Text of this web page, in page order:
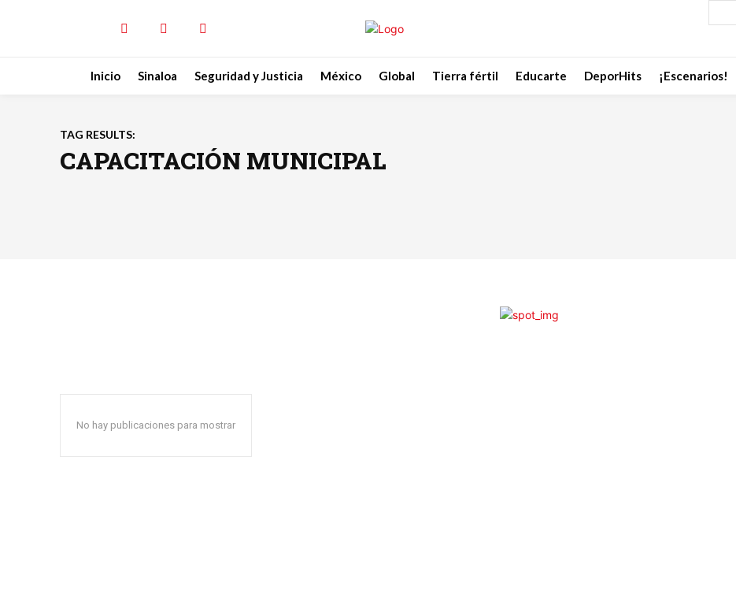
Inicio Sinaloa Seguridad y Justicia México Global Tierra fértil Educarte DeporHits ¡Escenarios!
TAG RESULTS:
CAPACITACIÓN MUNICIPAL
No hay publicaciones para mostrar